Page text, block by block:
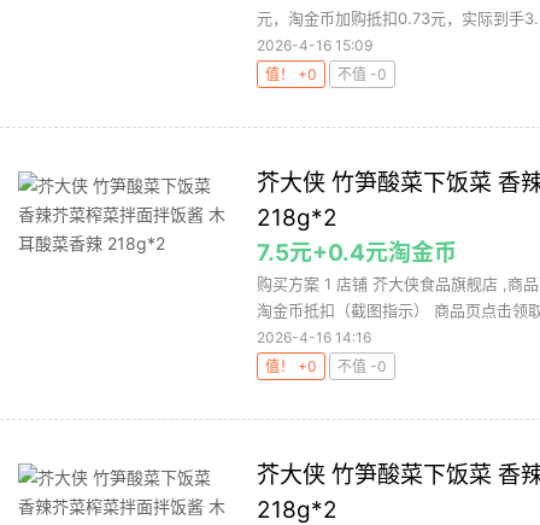
元，淘金币加购抵扣0.73元，实际到手
2026-4-16 15:09
值！ +0
不值 -0
芥大侠 竹笋酸菜下饭菜 香
218g*2
7.5元+0.4元淘金币
购买方案 1 店铺 芥大侠食品旗舰店 ,商
淘金币抵扣（截图指示） 商品页点击领
2026-4-16 14:16
值！ +0
不值 -0
芥大侠 竹笋酸菜下饭菜 香
218g*2